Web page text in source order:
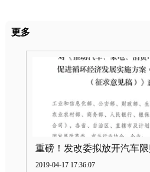
更多
2019-04-17 17:36:07